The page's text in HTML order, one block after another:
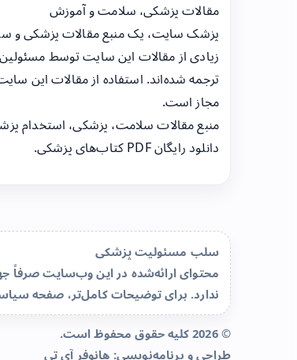
مقالات پزشکی، سلامت و آموزش
پزشک سایت، یک منبع مقالات پزشکی
زیادی از مقالات این سایت توسط
ترجمه شده‌اند. استفاده از مقالات این
مجاز است.
منبع مقالات سلامت، پزشکی، استخدام
دانلود رایگان PDF کتاب‌های پزشکی.
سلب مسئولیت پزشکی
محتوای ارائه‌شده در این وب‌سایت
ندارد. برای توضیحات کامل‌تر، صفحه
© 2026 کلیه حقوق محفوظ است.
طراحی و برنامه‌نویسی: هانوفر آی تی